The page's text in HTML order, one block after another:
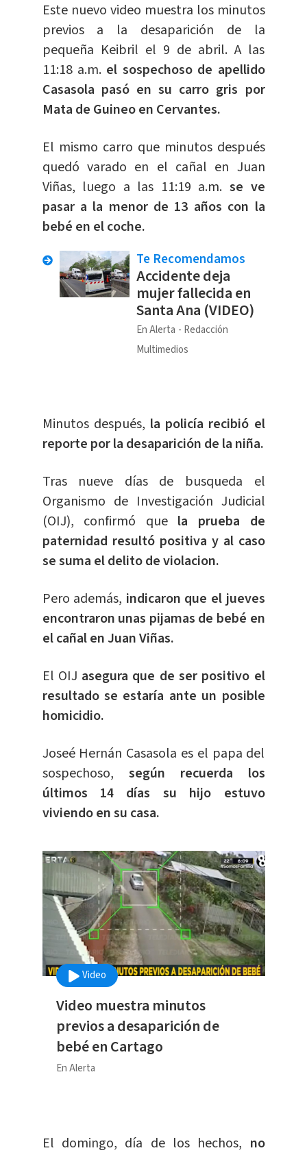
Este nuevo video muestra los minutos
previos a la desaparición de la
pequeña Keibril el 9 de abril. A las
11:18 a.m. el sospechoso de apellido
Casasola pasó en su carro gris por
Mata de Guineo en Cervantes.
El mismo carro que minutos después
quedó varado en el cañal en Juan
Viñas, luego a las 11:19 a.m. se ve
pasar a la menor de 13 años con la
bebé en el coche.
Te Recomendamos
Accidente deja
mujer fallecida en
Santa Ana (VIDEO)
En Alerta
Redacción
Multimedios
Minutos después, la policía recibió el
reporte por la desaparición de la niña.
Tras nueve días de busqueda el
Organismo de Investigación Judicial
(OIJ), confirmó quela prueba de
paternidad resultó positiva y al caso
se suma el delito de violacion.
Pero además, indicaron que el jueves
encontraron unas pijamas de bebé en
el cañal en Juan Viñas.
El OIJ asegura que de ser positivo el
resultado se estaría ante un posible
homicidio.
Joseé Hernán Casasola es el papa del
sospechoso, según recuerda los
últimos 14 días su hijo estuvo
viviendo en su casa.
Video
Video muestra minutos
previos a desaparición de
bebé en Cartago
En Alerta
El domingo, día de los hechos, no